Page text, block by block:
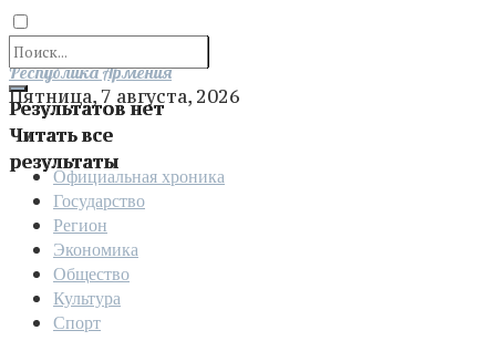
Результатов нет
Читать все
результаты
Отправить
Республика Армения
Пятница, 7 августа, 2026
Официальная хроника
Государство
Регион
Экономика
Общество
Культура
Спорт